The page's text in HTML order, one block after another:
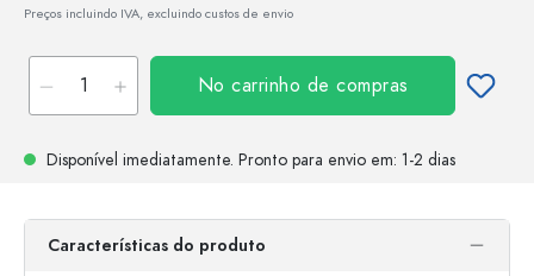
Preços incluindo IVA, excluindo custos de envio
No carrinho de compras
Disponível imediatamente. Pronto para envio em: 1-2 dias
Características do produto